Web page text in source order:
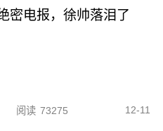
密电报，徐帅落泪了
阅读 73275 12-11